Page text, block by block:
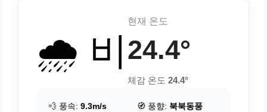
🌧️ 비
현재 온도
24.4°
체감 온도 24.4°
💨 풍속: 9.3m/s 🧭 풍향: 북북동풍